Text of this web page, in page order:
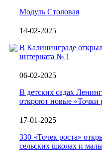
Модуль Столовая
14-02-2025
В Калининграде
интерната № 1
06-02-2025
В детских садах
откроют новые «Точки
17-01-2025
330 «Точек роста»
сельских школах и